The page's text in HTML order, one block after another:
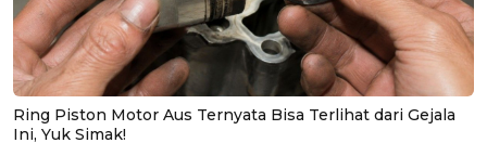
Ring Piston Motor Aus Ternyata Bisa Terlihat dari Gejala
Ini, Yuk Simak!